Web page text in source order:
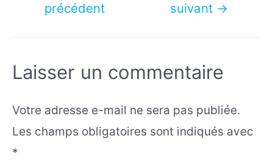
l’article
précédent
suivant →
Laisser un commentaire
Votre adresse e-mail ne sera pas publiée.
Les champs obligatoires sont indiqués avec
*